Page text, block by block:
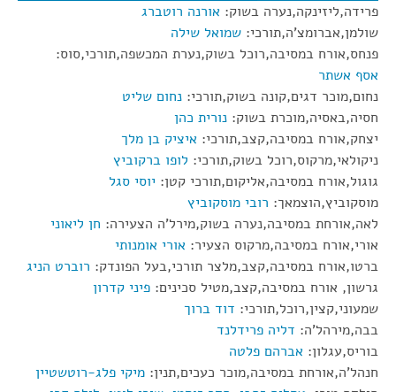
פרידה,ליזינקה,נערה בשוק: אורנה רוטברג
שולמן,אברומצ'ה,תורכי: שמואל שילה
פנחס,אורח במסיבה,רוכל בשוק,נערת המכשפה,תורכי,סוס:
אסף אשתר
נחום,מוכר דגים,קונה בשוק,תורכי: נחום שליט
חסיה,באסיה,מוכרת בשוק: נורית כהן
יצחק,אורח במסיבה,קצב,תורכי: איציק בן מלך
ניקולאי,מרקוס,רוכל בשוק,תורכי: לופו ברקוביץ
גוגול,אורח במסיבה,אליקום,תורכי קטן: יוסי סגל
מוסקוביץ,הוצמאך: רובי מוסקוביץ
לאה,אורחת במסיבה,נערה בשוק,מירל'ה הצעירה: חן ליאוני
אורי,אורח במסיבה,מרקוס הצעיר: אורי אומנותי
ברטו,אורח במסיבה,קצב,מלצר תורכי,בעל הפונדק: רוברט הניג
גרשון, אורח במסיבה,קצב,מטיל סכינים: פיני קדרון
שמעוני,קצין,רוכל,תורכי: דוד ברוך
בבה,מירהל'ה: דליה פרידלנד
בוריס,עגלון: אברהם פלטה
חנהל'ה,אורחת במסיבה,מוכר כעכים,תנין: מיקי פלג-רוטשטיין